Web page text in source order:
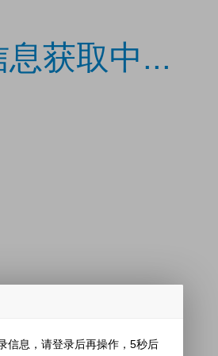
获取中...
信息，请登录后再操作，5秒后